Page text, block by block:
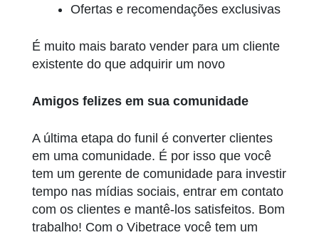
Ofertas e recomendações exclusivas
É muito mais barato vender para um cliente
existente do que adquirir um novo
Amigos felizes em sua comunidade
A última etapa do funil é converter clientes
em uma comunidade. É por isso que você
tem um gerente de comunidade para investir
tempo nas mídias sociais, entrar em contato
com os clientes e mantê-los satisfeitos. Bom
trabalho! Com o Vibetrace você tem um